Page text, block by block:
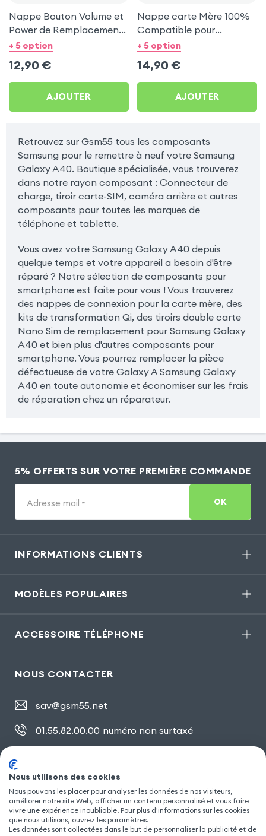
Nappe Bouton Volume et
Power de Remplacement
pour Samsung Galaxy
+ 5 option
12,90 €
AJOUTER
Nappe carte Mère 100%
Compatible pour
Samsung Galaxy A40
+ 5 option
14,90 €
AJOUTER
Retrouvez sur Gsm55 tous les composants
Samsung pour le remettre à neuf votre Samsung
Galaxy A40. Boutique spécialisée, vous trouverez
dans notre rayon composant : Connecteur de
charge, tiroir carte-SIM, caméra arrière et autres
composants pour toutes les marques de
téléphone et tablette.
Vous avez votre Samsung Galaxy A40 depuis
quelque temps et votre appareil a besoin d'être
réparé ? Notre sélection de composants pour
smartphone est faite pour vous ! Vous trouverez
des nappes de connexion pour la carte mère, des
kits de transformation Qi, des tiroirs double carte
Nano Sim de remplacement pour Samsung Galaxy
A40 et bien plus d'autres composants pour
smartphone. Vous pourrez remplacer la pièce
défectueuse de votre Galaxy A Samsung Galaxy
A40 en toute autonomie et économiser sur les frais
de réparation chez un réparateur.
5% OFFERTS SUR VOTRE PREMIÈRE COMMANDE
Adresse mail * OK
INFORMATIONS CLIENTS
MODÈLES POPULAIRES
ACCESSOIRE TÉLÉPHONE
NOUS CONTACTER
sav@gsm55.net
01.55.82.00.00 numéro non surtaxé
SUIVEZ NOUS
Nous utilisons des cookies
Nous pouvons les placer pour analyser les données de nos visiteurs,
améliorer notre site Web, afficher un contenu personnalisé et vous faire
vivre une expérience inoubliable. Pour plus d'informations sur les cookies
que nous utilisons, ouvrez les paramètres.
Les données sont collectées dans le but de personnaliser la publicité et de